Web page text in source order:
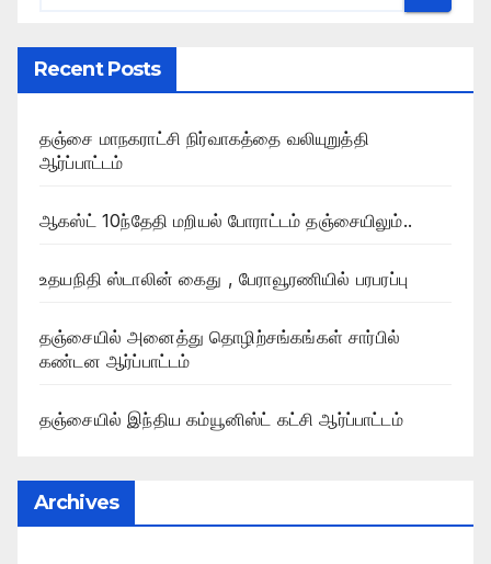
Recent Posts
தஞ்சை மாநகராட்சி நிர்வாகத்தை வலியுறுத்தி
ஆர்ப்பாட்டம்
ஆகஸ்ட் 10ந்தேதி மறியல் போராட்டம் தஞ்சையிலும்..
உதயநிதி ஸ்டாலின் கைது , பேராவூரணியில் பரபரப்பு
தஞ்சையில் அனைத்து தொழிற்சங்கங்கள் சார்பில்
கண்டன ஆர்ப்பாட்டம்
தஞ்சையில் இந்திய கம்யூனிஸ்ட் கட்சி ஆர்ப்பாட்டம்
Archives